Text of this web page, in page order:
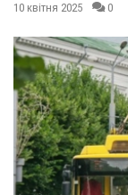
10 квітня 2025 0